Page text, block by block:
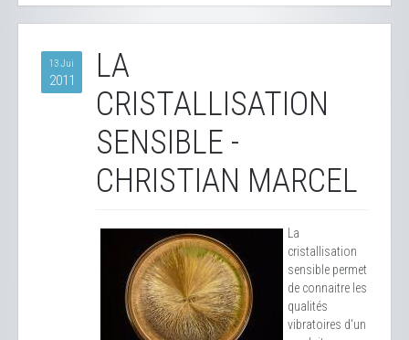
13 Jui
2011
LA
CRISTALLISATION
SENSIBLE -
CHRISTIAN MARCEL
La
cristallisation
sensible permet
de connaitre les
qualités
vibratoires d'un